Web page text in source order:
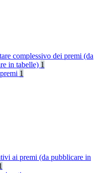
complessivo dei premi (da
in tabelle) 1
1
ai premi (da pubblicare in